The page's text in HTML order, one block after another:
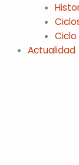
Ciclo
Actualidad